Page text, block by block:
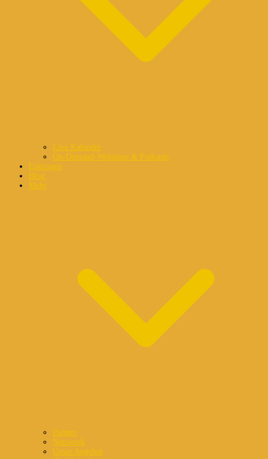
Live Kalender
On-Demand-Webinare & Podcasts
Eintragen
Blog
Mehr
Partner
Netzwerk
Unser Angebot